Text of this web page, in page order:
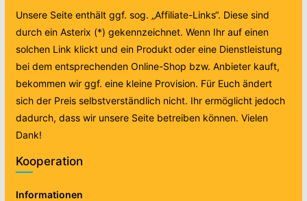
Unsere Seite enthält ggf. sog. „Affiliate-Links“. Diese sind
durch ein Asterix (*) gekennzeichnet. Wenn Ihr auf einen
solchen Link klickt und ein Produkt oder eine Dienstleistung
bei dem entsprechenden Online-Shop bzw. Anbieter kauft,
bekommen wir ggf. eine kleine Provision. Für Euch ändert
sich der Preis selbstverständlich nicht. Ihr ermöglicht jedoch
dadurch, dass wir unsere Seite betreiben können. Vielen
Dank!
Kooperation
Informationen